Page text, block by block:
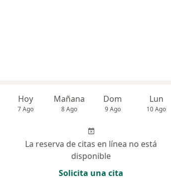
Hoy
7 Ago
Mañana
8 Ago
Dom
9 Ago
Lun
10 Ago
La reserva de citas en línea no está
disponible
Solicita una cita